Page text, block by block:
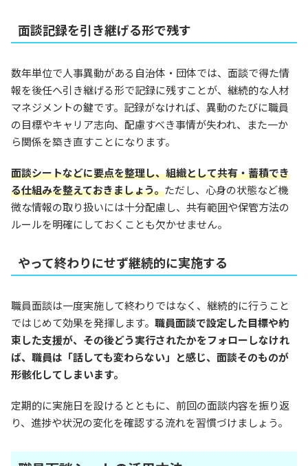
面談記録を引き継げる形で残す
数年単位で人事異動がある自治体・団体では、面談で得た情
報を後任へ引き継げる形で記録に残すことが、継続的な人材
マネジメントの鍵です。記録がなければ、異動のたびに職員
の目標やキャリア志向、配慮すべき事情が失われ、また一か
ら関係を築き直すことになります。
面談シートなどに要点を整理し、組織として共有・蓄積でき
る仕組みを整えておきましょう。ただし、心身の状態など機
微な情報の取り扱いには十分配慮し、共有範囲や保管方法の
ルールを明確にしておくことも欠かせません。
やって終わりにせず継続的に実施する
職員面談は一度実施して終わりではなく、継続的に行うこと
ではじめて効果を発揮します。 職員面談で設定した目標や約
束した支援が、その後どう実行されたかをフォローしなけれ
ば、職員は「話しても変わらない」と感じ、面談そのものが
形骸化してしまいます。
定期的に実施日を設けるとともに、前回の面談内容を振り返
り、進捗や状況の変化を確認する流れを習慣づけましょう。